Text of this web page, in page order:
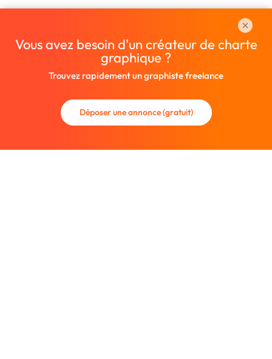
Vous avez besoin d'un créateur de charte
graphique ?
Trouvez rapidement un graphiste freelance
Déposer une annonce (gratuit)